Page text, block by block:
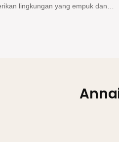
ramping dan material yang